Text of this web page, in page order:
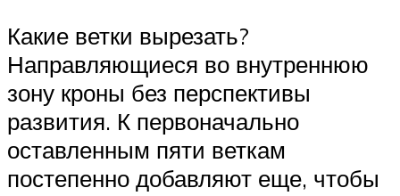
Какие ветки вырезать?
Направляющиеся во внутреннюю
зону кроны без перспективы
развития. К первоначально
оставленным пяти веткам
постепенно добавляют еще, чтобы